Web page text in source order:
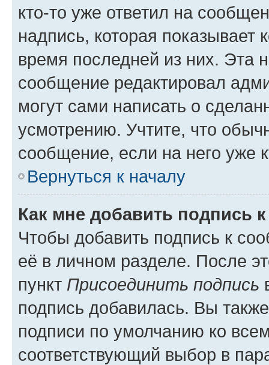
кто-то уже ответил на
надпись, которая показывает
время последней из них. Эта
сообщение редактировал
могут сами написать о
усмотрению. Учтите, что
сообщение, если на него уже
Вернуться к началу
Как мне добавить подпись
Чтобы добавить подпись к
её в личном разделе. После
пункт Присоединить подпись
подпись добавилась. Вы
подписи по умолчанию ко
соответствующий выбор в